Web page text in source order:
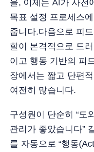
을, 이제는 AI가 사전
목표 설정 프로세스
줍니다.다음으로 피
할이 본격적으로 드
이고 행동 기반의 피
장에서는 짧고 단편
여전히 많습니다.
구성원이 단순히 “도
관리가 좋았습니다”
를 자동으로 “행동